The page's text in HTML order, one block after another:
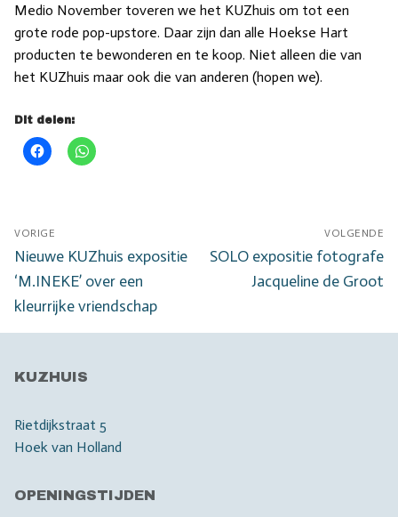
Medio November toveren we het KUZhuis om tot een
grote rode pop-upstore. Daar zijn dan alle Hoekse Hart
producten te bewonderen en te koop. Niet alleen die van
het KUZhuis maar ook die van anderen (hopen we).
Dit delen:
Bericht
navigatie
VORIGE
Vorig
bericht:
Nieuwe KUZhuis expositie
‘M.INEKE’ over een
kleurrijke vriendschap
VOLGENDE
Volgend
SOLO expositie fotografe
Jacqueline de Groot
KUZHUIS
Rietdijkstraat 5
Hoek van Holland
OPENINGSTIJDEN